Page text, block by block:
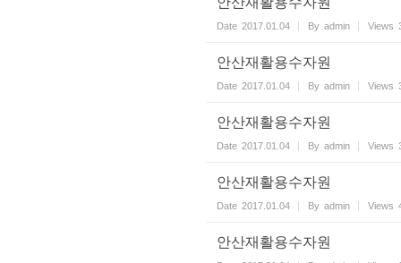
Date 2017.01.04 By admin Views
안산재활용수자원
Date 2017.01.04 By admin Views
안산재활용수자원
Date 2017.01.04 By admin Views
안산재활용수자원
Date 2017.01.04 By admin Views
안산재활용수자원